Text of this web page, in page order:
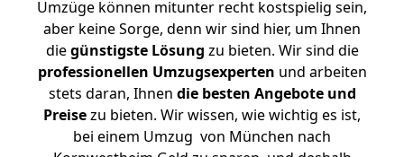
Umzüge können mitunter recht kostspielig sein,
aber keine Sorge, denn wir sind hier, um Ihnen
diegünstigste Lösung zu bieten. Wir sind die
professionellen Umzugsexperten und arbeiten
stets daran, Ihnen die besten Angebote und
Preisezu bieten. Wir wissen, wie wichtig es ist,
bei einem Umzug von München nach